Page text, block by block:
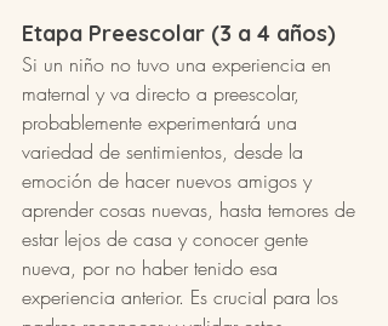
Etapa Preescolar (3 a 4 años)
Si un niño no tuvo una experiencia en
maternal y va directo a preescolar,
probablemente experimentará una
variedad de sentimientos, desde la
emoción de hacer nuevos amigos y
aprender cosas nuevas, hasta temores de
estar lejos de casa y conocer gente
nueva, por no haber tenido esa
experiencia anterior. Es crucial para los